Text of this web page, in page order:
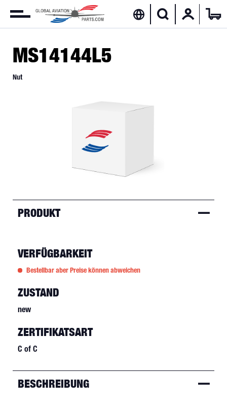
MS14144L5
Nut
PRODUKT
VERFÜGBARKEIT
Bestellbar aber Preise können abweichen
ZUSTAND
new
ZERTIFIKATSART
C of C
BESCHREIBUNG